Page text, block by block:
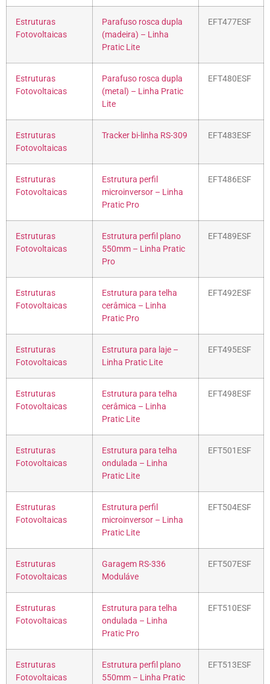
Estruturas
Fotovoltaicas
Parafuso rosca dupla
(madeira) – Linha
Pratic Lite
EFT477ESF
Estruturas
Fotovoltaicas
Parafuso rosca dupla
(metal) – Linha Pratic
Lite
EFT480ESF
Estruturas
Fotovoltaicas
Tracker bi-linha RS-309 EFT483ESF
Estruturas
Fotovoltaicas
Estrutura perfil
microinversor – Linha
Pratic Pro
EFT486ESF
Estruturas
Fotovoltaicas
Estrutura perfil plano
550mm – Linha Pratic
Pro
EFT489ESF
Estruturas
Fotovoltaicas
Estrutura para telha
cerâmica – Linha
Pratic Pro
EFT492ESF
Estruturas
Fotovoltaicas
Estrutura para laje –
Linha Pratic Lite
EFT495ESF
Estruturas
Fotovoltaicas
Estrutura para telha
cerâmica – Linha
Pratic Lite
EFT498ESF
Estruturas
Fotovoltaicas
Estrutura para telha
ondulada – Linha
Pratic Lite
EFT501ESF
Estruturas
Fotovoltaicas
Estrutura perfil
microinversor – Linha
Pratic Lite
EFT504ESF
Estruturas
Fotovoltaicas
Garagem RS-336
Moduláve
EFT507ESF
Estruturas
Fotovoltaicas
Estrutura para telha
ondulada – Linha
Pratic Pro
EFT510ESF
Estruturas
Fotovoltaicas
Estrutura perfil plano
550mm – Linha Pratic
EFT513ESF